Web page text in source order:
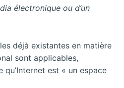
électronique ou d’un
déjà existantes en matière
sont applicables,
est « un espace